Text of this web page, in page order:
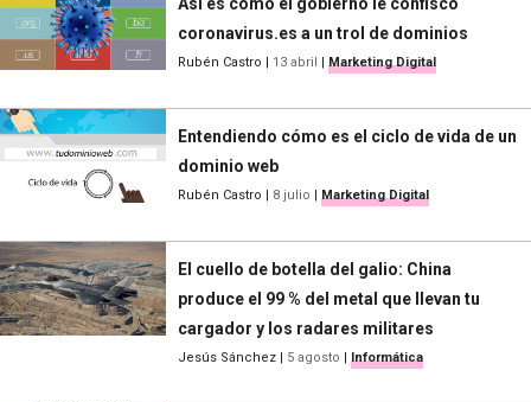
Así es cómo el gobierno le confiscó
coronavirus.es a un trol de dominios
Rubén Castro 13 abril Marketing Digital
Entendiendo cómo es el ciclo de vida de un
dominio web
Rubén Castro 8 julio Marketing Digital
El cuello de botella del galio: China
produce el 99 % del metal que llevan tu
cargador y los radares militares
Jesús Sánchez 5 agosto Informática